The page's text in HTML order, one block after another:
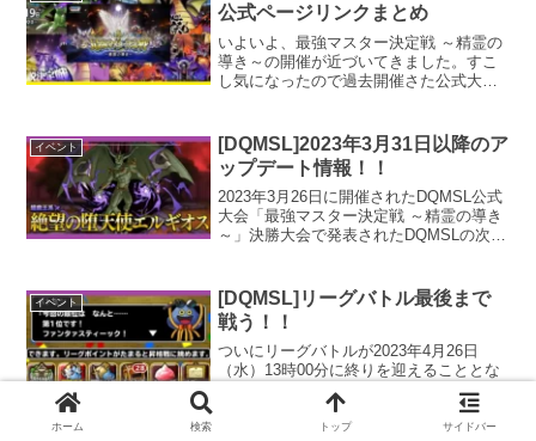
公式ページリンクまとめ
いよいよ、最強マスター決定戦 ～精霊の
導き～の開催が近づいてきました。すこ
し気になったので過去開催さた公式大会
モンスターが多いので要注目です。今年
は新モンスターが超魔王で、マデュラー
シャが新生転生かなと予測。
イベント
[DQMSL]2023年3月31日以降のア
ップデート情報！！
2023年3月26日に開催されたDQMSL公式
大会「最強マスター決定戦 ～精霊の導き
～」決勝大会で発表されたDQMSLの次回
エスト」「コラボクエスト」「新モンス
ター情報」が目玉でした。それでは紹介
行ってみましょー！
イベント
[DQMSL]リーグバトル最後まで
戦う！！
ついにリーグバトルが2023年4月26日
（水）13時00分に終りを迎えることとな
りました。公式サイトにいろいろ情報が
書かれていたので、合わせて書いていき
たいと思います。最後に運営様にお願い
ホーム 検索 トップ サイドバー